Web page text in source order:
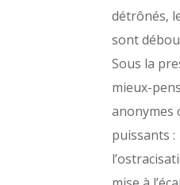
détrônés,
sont
Sous la
mieux-
anonymes
puissants :